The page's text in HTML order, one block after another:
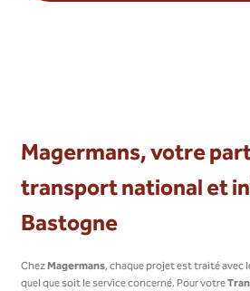
Magermans, votre
transport national et
Bastogne
ChezMagermans, chaque projet est traité avec
quel que soit le service concerné. Pour votre